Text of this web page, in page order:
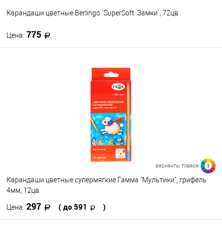
Карандаши цветные Berlingo `SuperSoft. Замки`, 72цв
Цена: 775
варианты товара 3
Карандаши цветные супермягкие Гамма "Мультики", грифель
4мм, 12цв.
Цена: 297 ( до 591 )